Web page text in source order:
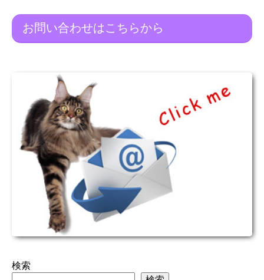
お問い合わせはこちらから
検索